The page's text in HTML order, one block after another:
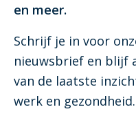
en meer.
Schrijf je in voor
nieuwsbrief en blijf
van de laatste
werk en gezondheid.